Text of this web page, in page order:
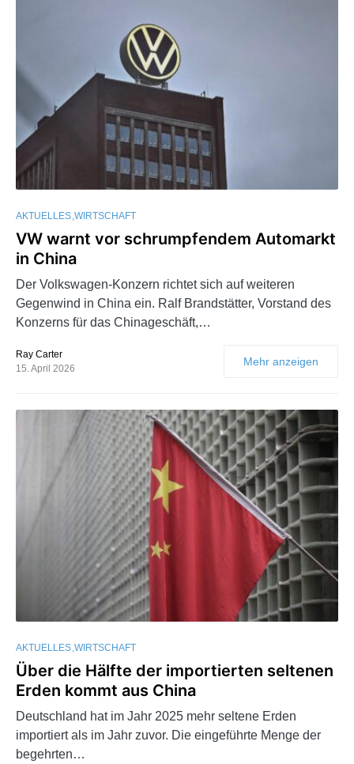
AKTUELLES WIRTSCHAFT
VW warnt vor schrumpfendem Automarkt
in China
Der Volkswagen-Konzern richtet sich auf weiteren
Gegenwind in China ein. Ralf Brandstätter, Vorstand des
Konzerns für das Chinageschäft,…
Ray Carter
15. April 2026
Mehr anzeigen
AKTUELLES WIRTSCHAFT
Über die Hälfte der importierten seltenen
Erden kommt aus China
Deutschland hat im Jahr 2025 mehr seltene Erden
importiert als im Jahr zuvor. Die eingeführte Menge der
begehrten…